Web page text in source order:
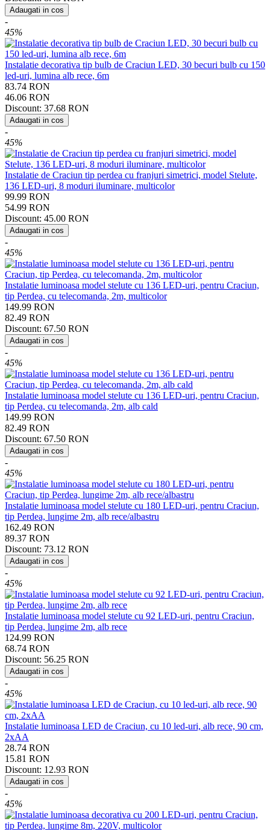
Adaugati in cos
-
45%
Instalatie decorativa tip bulb de Craciun LED, 30 becuri bulb cu 150
led-uri, lumina alb rece, 6m
83.74 RON
46.06 RON
Discount: 37.68 RON
Adaugati in cos
-
45%
Instalatie de Craciun tip perdea cu franjuri simetrici, model Stelute,
136 LED-uri, 8 moduri iluminare, multicolor
99.99 RON
54.99 RON
Discount: 45.00 RON
Adaugati in cos
-
45%
Instalatie luminoasa model stelute cu 136 LED-uri, pentru Craciun,
tip Perdea, cu telecomanda, 2m, multicolor
149.99 RON
82.49 RON
Discount: 67.50 RON
Adaugati in cos
-
45%
Instalatie luminoasa model stelute cu 136 LED-uri, pentru Craciun,
tip Perdea, cu telecomanda, 2m, alb cald
149.99 RON
82.49 RON
Discount: 67.50 RON
Adaugati in cos
-
45%
Instalatie luminoasa model stelute cu 180 LED-uri, pentru Craciun,
tip Perdea, lungime 2m, alb rece/albastru
162.49 RON
89.37 RON
Discount: 73.12 RON
Adaugati in cos
-
45%
Instalatie luminoasa model stelute cu 92 LED-uri, pentru Craciun,
tip Perdea, lungime 2m, alb rece
124.99 RON
68.74 RON
Discount: 56.25 RON
Adaugati in cos
-
45%
Instalatie luminoasa LED de Craciun, cu 10 led-uri, alb rece, 90 cm,
2xAA
28.74 RON
15.81 RON
Discount: 12.93 RON
Adaugati in cos
-
45%